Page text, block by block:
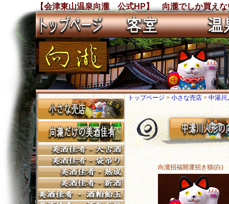
【会津東山温泉向瀧 公式HP】 向瀧でしか買えな
トップページ> 小さな売店 > 中湯
向瀧招福開運招き猫(白)